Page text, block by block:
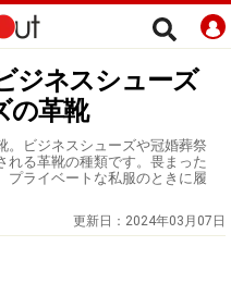
ジネスシューズ
の革靴
。ビジネスシューズや冠婚葬祭
れる革靴の種類です。畏まった
プライベートな私服のときに履
更新日： 2024年03月07日